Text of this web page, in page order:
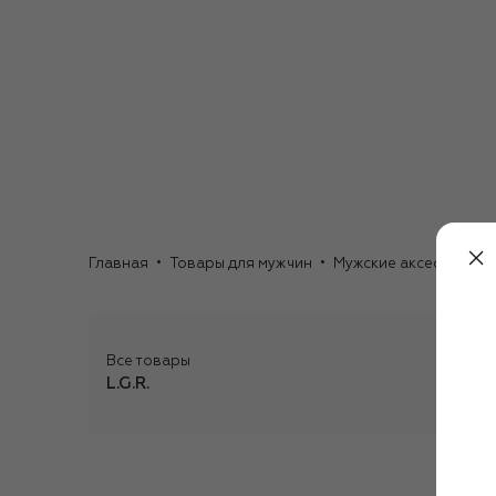
Главная Товары для мужчин Мужские аксессуары
Все товары
L.G.R.